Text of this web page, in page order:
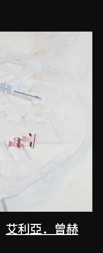
艾利亞．曾赫